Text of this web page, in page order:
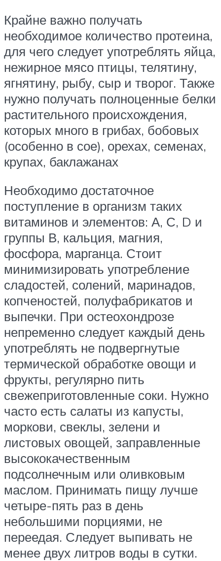
Крайне важно получать
необходимое количество протеина,
для чего следует употреблять яйца,
нежирное мясо птицы, телятину,
ягнятину, рыбу, сыр и творог. Также
нужно получать полноценные белки
растительного происхождения,
которых много в грибах, бобовых
(особенно в сое), орехах, семенах,
крупах, баклажанах
Необходимо достаточное
поступление в организм таких
витаминов и элементов: А, С, D и
группы В, кальция, магния,
фосфора, марганца. Стоит
минимизировать употребление
сладостей, солений, маринадов,
копченостей, полуфабрикатов и
выпечки. При остеохондрозе
непременно следует каждый день
употреблять не подвергнутые
термической обработке овощи и
фрукты, регулярно пить
свежеприготовленные соки. Нужно
часто есть салаты из капусты,
моркови, свеклы, зелени и
листовых овощей, заправленные
высококачественным
подсолнечным или оливковым
маслом. Принимать пищу лучше
четыре-пять раз в день
небольшими порциями, не
переедая. Следует выпивать не
менее двух литров воды в сутки.